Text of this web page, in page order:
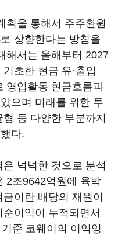
획을 통해서 주주환원
상향한다는 방침을
해서는 올해부터 2027
초한 현금 유·출입
영업활동 현금흐름과
으며 미래를 위한 투
등 다양한 부분까지
다.
넉넉한 것으로 분석
2조9642억원에 육박
이란 배당의 재원이
이익이 누적되면서
준 코웨이의 이익잉